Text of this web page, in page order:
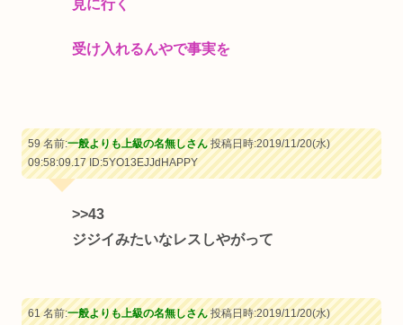
見に行く
受け入れるんやで事実を
59 名前:一般よりも上級の名無しさん投稿日時:2019/11/20(水)
09:58:09.17ID:5YO13EJJdHAPPY
>>43
ジジイみたいなレスしやがって
61 名前:一般よりも上級の名無しさん投稿日時:2019/11/20(水)